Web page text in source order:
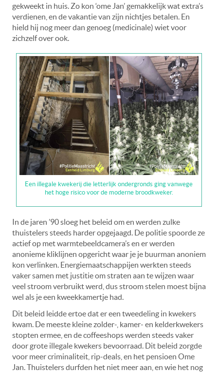
gekweekt in huis. Zo kon ‘ome Jan’ gemakkelijk wat extra’s
verdienen, en de vakantie van zijn nichtjes betalen. En
hield hij nog meer dan genoeg (medicinale) wiet voor
zichzelf over ook.
Een illegale kwekerij die letterlijk ondergronds ging vanwege
het hoge risico voor de moderne broodkweker.
In de jaren ’90 sloeg het beleid om en werden zulke
thuistelers steeds harder opgejaagd. De politie spoorde ze
actief op met warmtebeeldcamera’s en er werden
anonieme kliklijnen opgericht waar je je buurman anoniem
kon verlinken. Energiemaatschappijen werkten steeds
vaker samen met justitie om straten aan te wijzen waar
veel stroom verbruikt werd, dus stroom stelen moest bijna
wel als je een kweekkamertje had.
Dit beleid leidde ertoe dat er een tweedeling in kwekers
kwam. De meeste kleine zolder-, kamer- en kelderkwekers
stopten ermee, en de coffeeshops werden steeds vaker
door grote illegale kwekers bevoorraad. Dit beleid zorgde
voor meer criminaliteit, rip-deals, en het pensioen Ome
Jan. Thuistelers durfden het niet meer aan, en wie het nog